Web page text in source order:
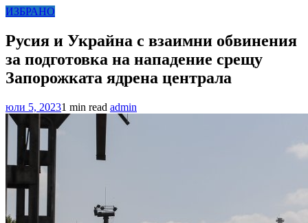
ИЗБРАНО
Русия и Украйна с взаимни обвинения
за подготовка на нападение срещу
Запорожката ядрена централа
юли 5, 20231 min read admin